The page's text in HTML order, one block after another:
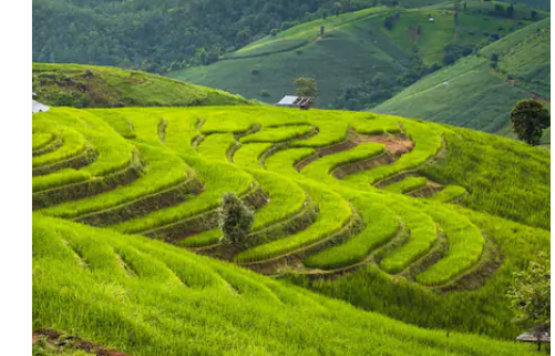
met je de pijltjestoetsen omhoog en omlaag, óf door te tikken of swipen.